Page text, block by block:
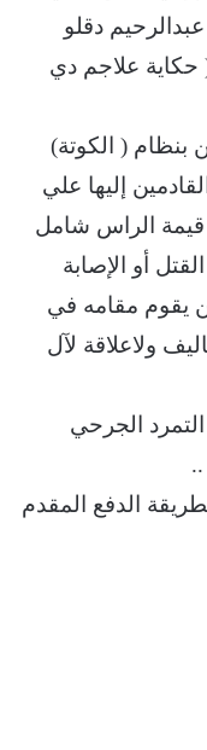
دقلو
حكاية علاجم دي
بنظام ( الكوتة)
إليها علي
قيمة الراس شامل
أو الإصابة
يقوم مقامه في
ولاعلاقة لآل
الجرحي
..
الدفع المقدم